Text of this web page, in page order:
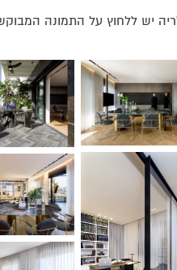
יש ללחוץ על התמונה